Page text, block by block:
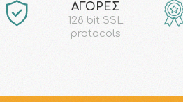
ΑΓΟΡΕΣ
128 bit SSL
protocols